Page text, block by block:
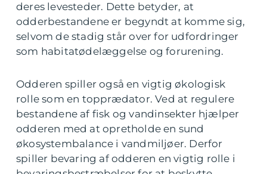
deres levesteder. Dette betyder, at
odderbestandene er begyndt at komme sig,
selvom de stadig står over for udfordringer
som habitatødelæggelse og forurening.
Odderen spiller også en vigtig økologisk
rolle som en topprædator. Ved at regulere
bestandene af fisk og vandinsekter hjælper
odderen med at opretholde en sund
økosystembalance i vandmiljøer. Derfor
spiller bevaring af odderen en vigtig rolle i